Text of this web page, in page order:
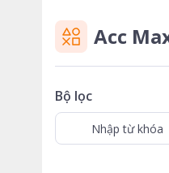
Acc
Bộ lọc